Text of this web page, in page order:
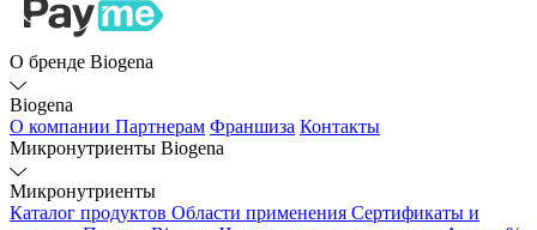
О бренде Biogena
Biogena
О компании Партнерам Франшиза Контакты
Микронутриенты Biogena
Микронутриенты
Каталог продуктов Области применения Сертификаты и